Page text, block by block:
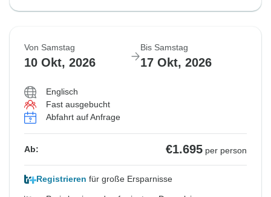
Von Samstag
10 Okt, 2026
Bis Samstag
17 Okt, 2026
Englisch
Fast ausgebucht
Abfahrt auf Anfrage
Ab: €1.695 per person
Registrieren für große Ersparnisse